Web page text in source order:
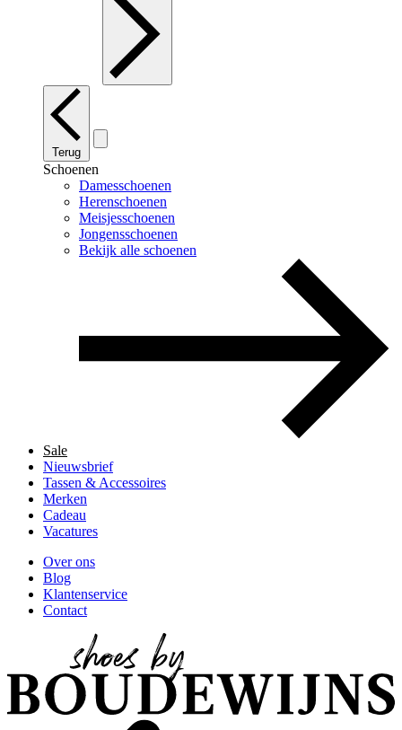
Terug
Schoenen
Damesschoenen
Herenschoenen
Meisjesschoenen
Jongensschoenen
Bekijk alle schoenen
Sale
Nieuwsbrief
Tassen & Accessoires
Merken
Cadeau
Vacatures
Over ons
Blog
Klantenservice
Contact